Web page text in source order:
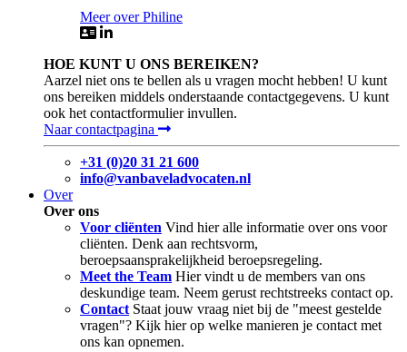
Meer over Philine
HOE KUNT U ONS BEREIKEN?
Aarzel niet ons te bellen als u vragen mocht hebben! U kunt
ons bereiken middels onderstaande contactgegevens. U kunt
ook het contactformulier invullen.
Naar contactpagina
+31 (0)20 31 21 600
info@vanbaveladvocaten.nl
Over
Over ons
Voor cliënten Vind hier alle informatie over ons voor
cliënten. Denk aan rechtsvorm,
beroepsaansprakelijkheid beroepsregeling.
Meet the Team Hier vindt u de members van ons
deskundige team. Neem gerust rechtstreeks contact op.
Contact Staat jouw vraag niet bij de "meest gestelde
vragen"? Kijk hier op welke manieren je contact met
ons kan opnemen.